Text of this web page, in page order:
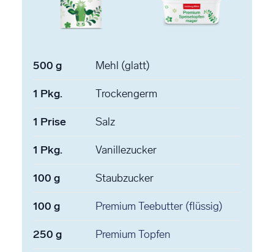
500 g Mehl (glatt)
1 Pkg. Trockengerm
1 Prise Salz
1 Pkg. Vanillezucker
100 g Staubzucker
100 g Premium Teebutter (flüssig)
250 g Premium Topfen